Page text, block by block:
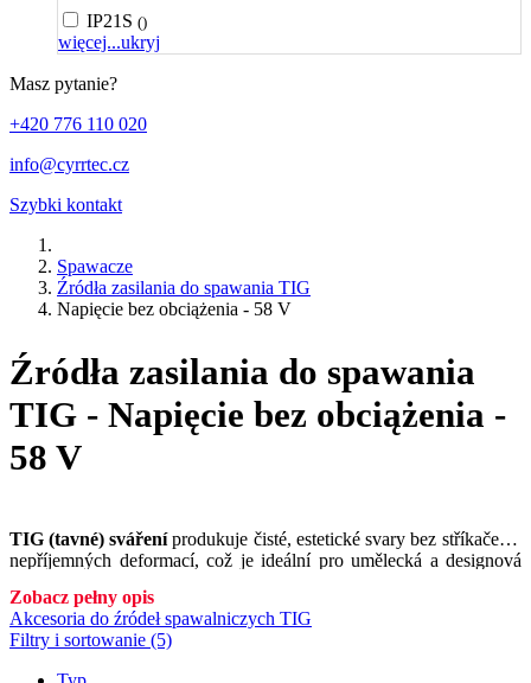
IP21S ()
więcej...ukryj
Masz pytanie?
+420 776 110 020
info@cyrrtec.cz
Szybki kontakt
Spawacze
Źródła zasilania do spawania TIG
Napięcie bez obciążenia - 58 V
Źródła zasilania do spawania
TIG - Napięcie bez obciążenia -
58 V
TIG (tavné) svářeníprodukuje čisté, estetické svary bez stříkaček a
nepříjemných deformací, což je ideální pro umělecká a designová
v různých polohách a na složitých tvarech, což je neocenitelné pro
specializované projekty.
Zobacz pełny opis
Akcesoria do źródeł spawalniczych TIG
Filtry i sortowanie (5)